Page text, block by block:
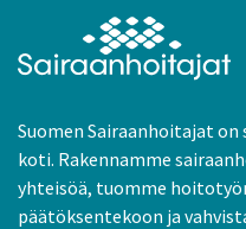
Suomen Sairaanhoitajat
koti. Rakennamme
yhteisöä, tuomme
päätöksentekoon ja